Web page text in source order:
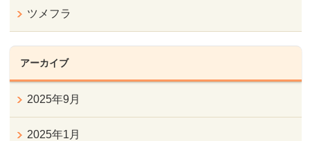
ツメフラ
アーカイブ
2025年9月
2025年1月